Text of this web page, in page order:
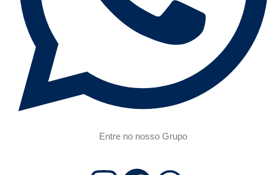
Entre no nosso Grupo